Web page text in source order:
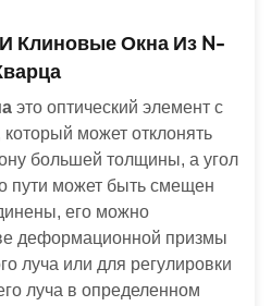
Клиновые Окна Из N-
это оптический элемент с
может отклонять
большей толщины, а угол
пути может быть смещен
его можно
деформационной призмы
луча или для регулировки
луча в определенном